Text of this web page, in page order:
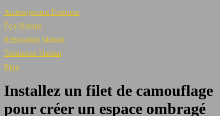
Aménagement Extérieur
Éco-Habitat
Rénovation Maison
Tendances Habitat
Blog
Installez un filet de camouflage
pour créer un espace ombragé